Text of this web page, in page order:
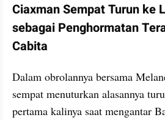
Ciaxman Sempat Turun ke
sebagai Penghormatan
Cabita
Dalam obrolannya bersama
sempat menuturkan alasannya
pertama kalinya saat mengantar